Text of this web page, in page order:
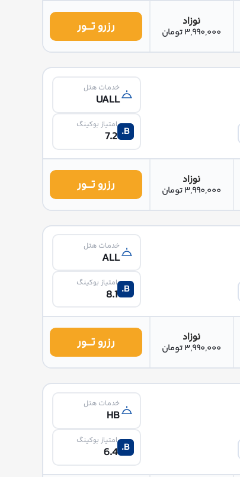
نوزاد
3,990,000 تومان رزرو تــور
خدمات هتل
UALL
B. امتیاز بوکینگ
7.2
نوزاد
3,990,000 تومان رزرو تــور
خدمات هتل
ALL
B. امتیاز بوکینگ
8.1
نوزاد
3,990,000 تومان رزرو تــور
خدمات هتل
HB
B. امتیاز بوکینگ
6.4